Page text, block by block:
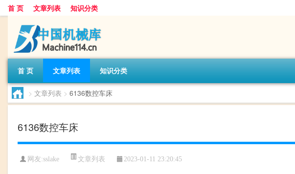
首 页 文章列表 知识分类
首 页 文章列表 知识分类
> 文章列表 > 6136数控车床
6136数控车床
网友:sslake 文章列表 2023-01-11 23:20:45